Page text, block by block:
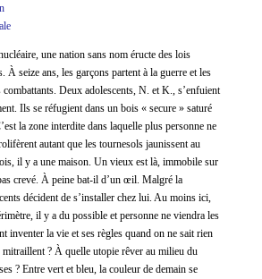
une nation sans nom éructe des lois
À seize ans, les garçons partent à la guerre et les
Deux adolescents, N. et K., s’enfuient
Ils se réfugient dans un bois « secure » saturé
la zone interdite dans laquelle plus personne ne
autant que les tournesols jaunissent au
il y a une maison. Un vieux est là, immobile sur
crevé. À peine bat-il d’un œil. Malgré la
décident de s’installer chez lui. Au moins ici,
il y a du possible et personne ne viendra les
inventer la vie et ses règles quand on ne sait rien
mitraillent ? À quelle utopie rêver au milieu du
? Entre vert et bleu, la couleur de demain se